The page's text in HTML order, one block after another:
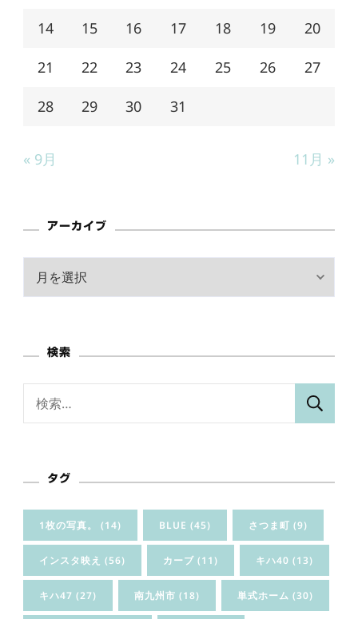
14 15 16 17 18 19 20
21 22 23 24 25 26 27
28 29 30 31
« 9月 11月 »
アーカイブ
ブ
検索
タグ
1枚の写真。 (14) BLUE (45) さつま町 (9)
インスタ映え (56) カーブ (11) キハ40 (13)
キハ47 (27) 南九州市 (18) 単式ホーム (30)